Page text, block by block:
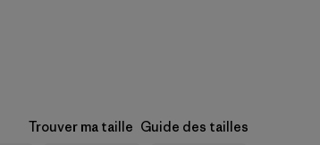
Trouver ma taille Guide des tailles